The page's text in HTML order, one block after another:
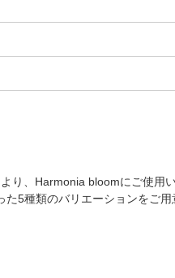
、Harmonia bloomにご使用
5種類のバリエーションをご用